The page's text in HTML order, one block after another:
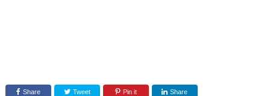
Share Tweet Pin it Share